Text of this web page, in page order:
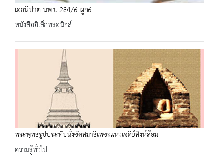
เอกนิปาต นพ.บ.284/6 ผูก6
หนังสืออิเล็กทรอนิกส์
พระพุทธรูปประทับนั่งขัดสมาธิเพชรแห่งเจดีย์สิงห์ล้อม
ความรู้ทั่วไป